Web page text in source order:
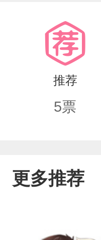
推荐
5票
更多推荐